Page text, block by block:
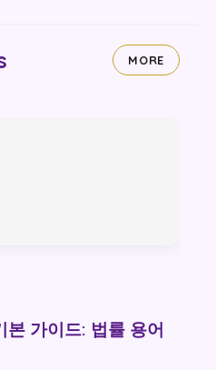
MORE
본 가이드: 법률 용어